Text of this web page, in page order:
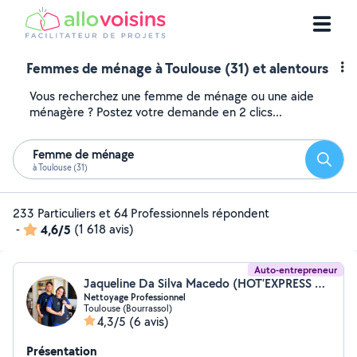
Femmes de ménage à Toulouse (31) et alentours
Vous recherchez une femme de ménage ou une aide
ménagère ? Postez votre demande en 2 clics...
Femme de ménage
à Toulouse (31)
233 Particuliers et 64 Professionnels répondent
-
4,6/5 (1 618 avis)
Auto-entrepreneur
Jaqueline Da Silva Macedo (HOT’EXPRESS FR)
Nettoyage Professionnel
Toulouse (Bourrassol)
4,3/5 (6 avis)
Présentation